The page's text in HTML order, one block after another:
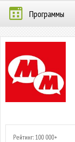
Программы
Рейтинг: 100 000+